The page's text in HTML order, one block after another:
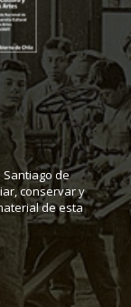
Santiago de
conservar y
de esta